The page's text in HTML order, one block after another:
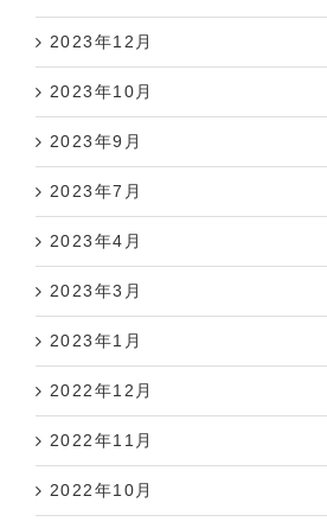
2023年12月
2023年10月
2023年9月
2023年7月
2023年4月
2023年3月
2023年1月
2022年12月
2022年11月
2022年10月